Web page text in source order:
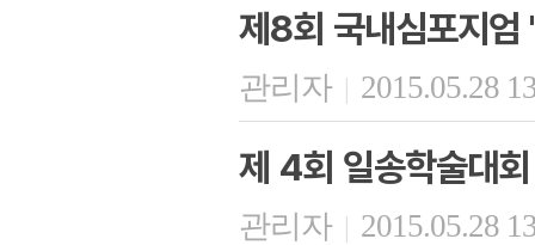
제8회 국내심포지엄
관리자 | 2015.05.28
제 4회 일송학술대
관리자 | 2015.05.28